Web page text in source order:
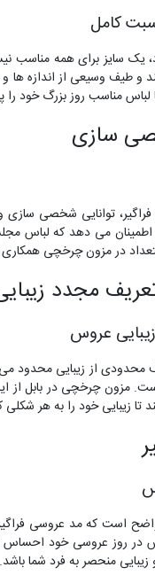
کامل
سایز برای همه مناسب
و طیف وسیعی از اندازه ها
مناسب روز بزرگ خود را
سازی
توانایی شخصی
می دهد که لباس
در مزون چرخچی
مجدد
عروس
از زیبایی محدود
مزون چرخچی در بابل از
تا زیبایی خود را به هر
واضح است که مد عروسی
روز عروسی خود احساس
منحصر به فرد شما